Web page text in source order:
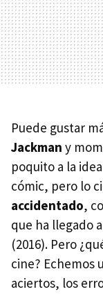
Puede gustar
Jackman y
poquito a la
cómic, pero lo
accidentado,
que ha llegado
(2016). Pero
cine? Echemos
aciertos, los